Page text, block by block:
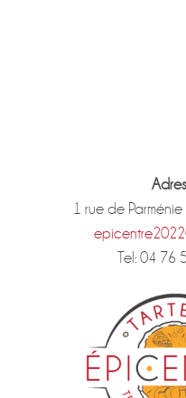
1 rue de
Tel: 04 76